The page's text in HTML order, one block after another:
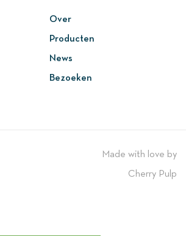
Over
Producten
News
Bezoeken
Made with love by
Cherry Pulp